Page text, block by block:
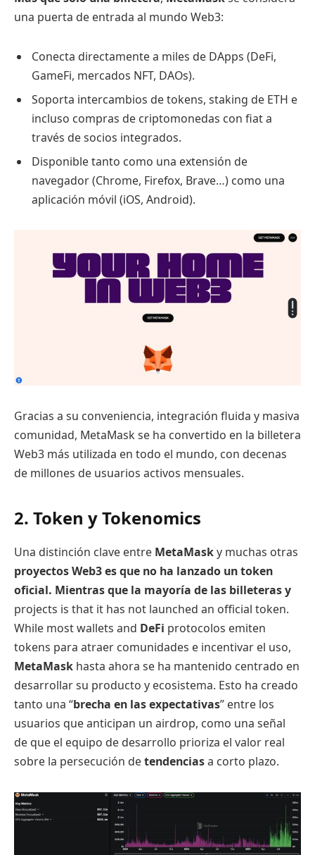
una puerta de entrada al mundo Web3:
Conecta directamente a miles de DApps (DeFi,
GameFi, mercados NFT, DAOs).
Soporta intercambios de tokens, staking de ETH e
incluso compras de criptomonedas con fiat a
través de socios integrados.
Disponible tanto como una extensión de
navegador (Chrome, Firefox, Brave…) como una
aplicación móvil (iOS, Android).
Gracias a su conveniencia, integración fluida y masiva
comunidad, MetaMask se ha convertido en la billetera
Web3 más utilizada en todo el mundo, con decenas
de millones de usuarios activos mensuales.
2. Token y Tokenomics
Una distinción clave entre MetaMasky muchas otras
proyectos Web3 es que no ha lanzado un token
oficial. Mientras que la mayoría de las billeteras y
projects is that it has not launched an official token.
While most wallets and DeFi protocolos emiten
tokens para atraer comunidades e incentivar el uso,
MetaMask hasta ahora se ha mantenido centrado en
desarrollar su producto y ecosistema. Esto ha creado
tanto una “brecha en las expectativas” entre los
usuarios que anticipan un airdrop, como una señal
de que el equipo de desarrollo prioriza el valor real
sobre la persecución detendenciasa corto plazo.